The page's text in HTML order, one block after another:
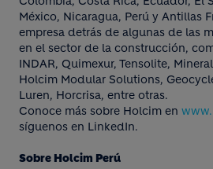
México, Nicaragua, Perú y Antillas
empresa detrás de algunas de las
en el sector de la construcción,
INDAR, Quimexur, Tensolite,
Holcim Modular Solutions,
Luren, Horcrisa, entre otras.
Conoce más sobre Holcim en
síguenos en LinkedIn.
Sobre Holcim Perú